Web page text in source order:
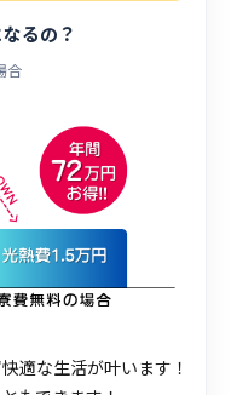
るの？
合
適な生活が叶います！